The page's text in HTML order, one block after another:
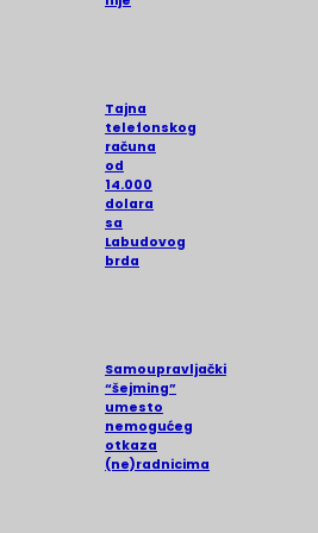
Tajna
telefonskog
računa
od
14.000
dolara
sa
Labudovog
brda
Samoupravljački
“šejming”
umesto
nemogućeg
otkaza
(ne)radnicima